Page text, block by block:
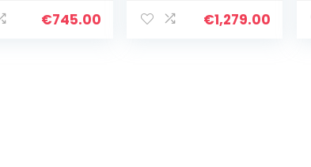
€745.00
E-bike met mand,
€1,279.00